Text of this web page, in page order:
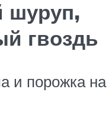
шуруп,
гвоздь
и порожка на